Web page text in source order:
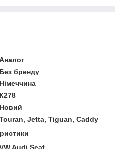
Аналог
Без бренду
Німеччина
К278
Новий
Touran, Jetta, Tiguan, Caddy
VW,Audi,Seat.